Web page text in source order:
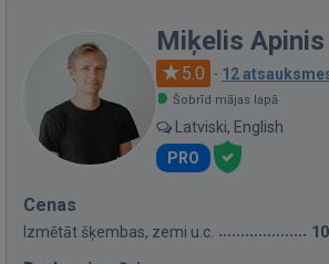
Miķelis Apinis
5.0 · 12
Šobrīd mājas lapā
Latviski, English
PRO
Cenas
Izmētāt šķembas, zemi u.c.